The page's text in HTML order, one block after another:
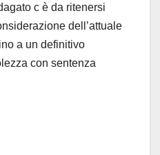
c è da ritenersi
dell’attuale
a un definitivo
con sentenza